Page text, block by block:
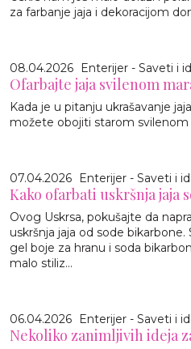
za farbanje jaja i dekoracijom
08.04.2026 Enterijer - Saveti i
Ofarbajte jaja svilenom
Kada je u pitanju ukrašavanje
možete obojiti starom svilenom
07.04.2026 Enterijer - Saveti i
Kako ofarbati uskršnja jaja
Ovog Uskrsa, pokušajte da
uskršnja jaja od sode
gel boje za hranu i soda
malo stiliz...
06.04.2026 Enterijer - Saveti i
Nekoliko zanimljivih ideja